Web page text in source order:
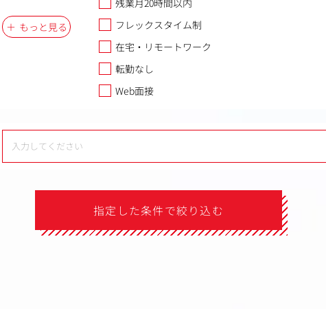
もっと見る
残業月20時間以内
フレックスタイム制
在宅・リモートワーク
転勤なし
Web面接
指定した条件で絞り込む